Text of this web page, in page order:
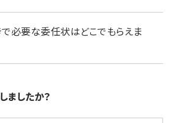
必要な委任状はどこでもらえま
ましたか？